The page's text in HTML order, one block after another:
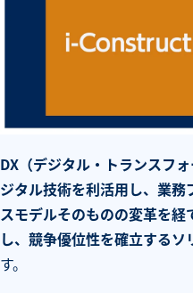
DX （デジタル・トランスフ
ジタル技術を利活用し、業
スモデルそのものの変革を
し、競争優位性を確立するソ
す。